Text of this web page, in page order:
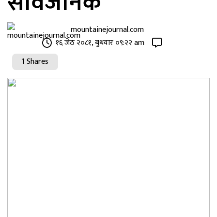
mountainejournal.com
१६ जेठ २०८१, बुधवार ०९:२२ am
1 Shares